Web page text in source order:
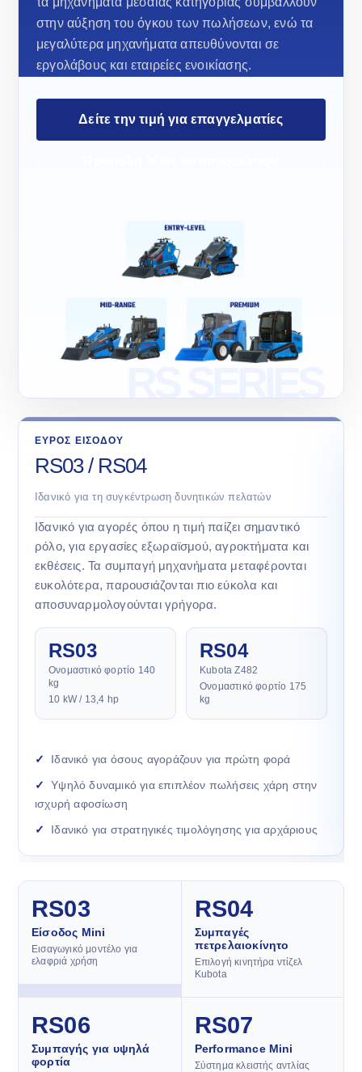
στην αύξηση του όγκου των πωλήσεων, ενώ τα
μεγαλύτερα μηχανήματα απευθύνονται σε
εργολάβους και εταιρείες ενοικίασης.
Δείτε την τιμή για επαγγελματίες
ΕΥΡΟΣ ΕΙΣΟΔΟΥ
RS03 / RS04
Ιδανικό για τη συγκέντρωση δυνητικών πελατών
Ιδανικό για αγορές όπου η τιμή παίζει σημαντικό
ρόλο, για εργασίες εξωραϊσμού, αγροκτήματα και
εκθέσεις. Τα συμπαγή μηχανήματα μεταφέρονται
ευκολότερα, παρουσιάζονται πιο εύκολα και
αποσυναρμολογούνται γρήγορα.
RS03
Ονομαστικό φορτίο 140
kg
10 kW / 13,4 hp
RS04
Kubota Z482
Ονομαστικό φορτίο 175
kg
Ιδανικό για όσους αγοράζουν για πρώτη φορά
Υψηλό δυναμικό για επιπλέον πωλήσεις χάρη στην
ισχυρή αφοσίωση
Ιδανικό για στρατηγικές τιμολόγησης για αρχάριους
RS03
Είσοδος Mini
Εισαγωγικό μοντέλο για
ελαφριά χρήση
RS04
Συμπαγές
πετρελαιοκίνητο
Επιλογή κινητήρα ντίζελ
Kubota
RS06
Συμπαγής για υψηλά
φορτία
RS07
Performance Mini
Σύστημα κλειστής αντλίας